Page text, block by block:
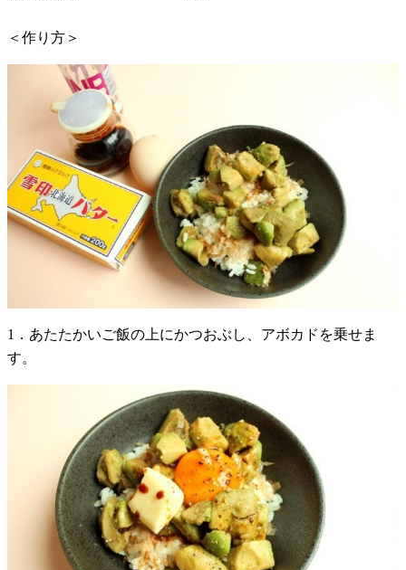
＜作り方＞
1．あたたかいご飯の上にかつおぶし、アボカドを乗せま
す。